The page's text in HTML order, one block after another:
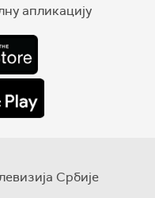
апликацију
Србије